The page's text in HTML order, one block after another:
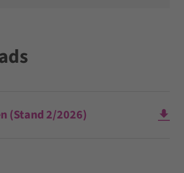
(Stand 2/2026)